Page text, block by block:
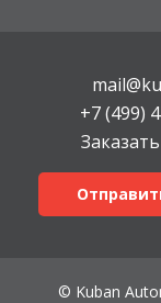
+7 (499)
© Kuban